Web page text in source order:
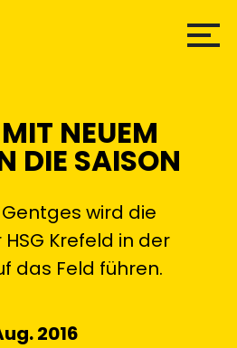
NEUEM
DIE SAISON
wird die
Krefeld in der
das Feld führen.
2016